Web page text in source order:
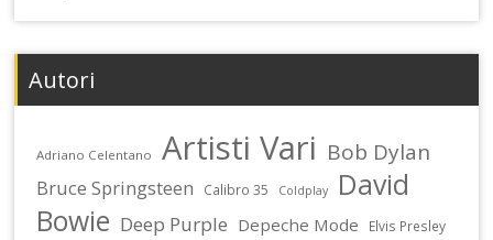
Autori
Adriano Celentano Artisti Vari Bob Dylan
Bruce Springsteen Calibro 35 Coldplay
David
Bowie Deep Purple Depeche Mode Elvis Presley